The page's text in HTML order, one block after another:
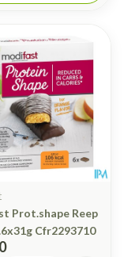
Prot.shape Reep
Cfr2293710